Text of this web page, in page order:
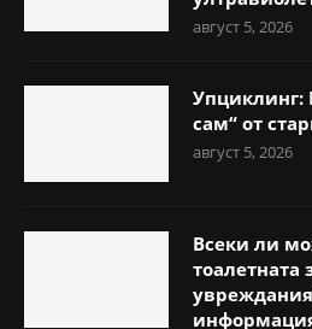
август 5, 2026
Упциклинг:
сам“ от
август 5, 2026
Всеки ли
тоалетната